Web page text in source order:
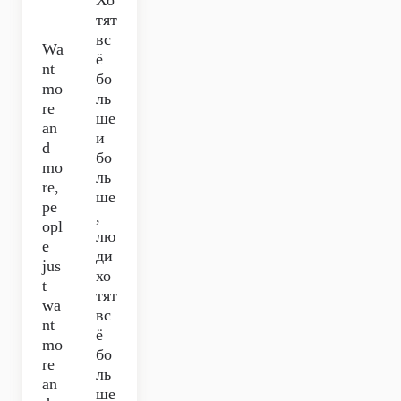
Wa
nt
mo
re
an
d
mo
re,
pe
opl
e
jus
t
wa
nt
mo
re
an
тят
вс
ё
бо
ль
ше
и
бо
ль
ше
,
лю
ди
хо
тят
вс
ё
бо
ль
ше